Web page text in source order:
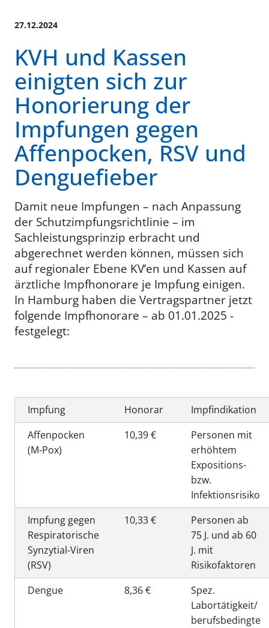
27.12.2024
KVH und Kassen
einigten sich zur
Honorierung der
Impfungen gegen
Affenpocken, RSV und
Denguefieber
Damit neue Impfungen – nach Anpassung
der Schutzimpfungsrichtlinie – im
Sachleistungsprinzip erbracht und
abgerechnet werden können, müssen sich
auf regionaler Ebene KV’en und Kassen auf
ärztliche Impfhonorare je Impfung einigen.
In Hamburg haben die Vertragspartner jetzt
folgende Impfhonorare – ab 01.01.2025 -
festgelegt:
Impfung Honorar
Impfindikation
Affenpocken
(M-Pox)
10,39 €
Personen mit
erhöhtem
Expositions-
bzw.
Infektionsrisiko
Impfung gegen
Respiratorische
Synzytial-Viren
(RSV)
10,33 €
Personen ab
75 J. und ab 60
J. mit
Risikofaktoren
Dengue
8,36 €
Spez.
Labortätigkeit/
berufsbedingte